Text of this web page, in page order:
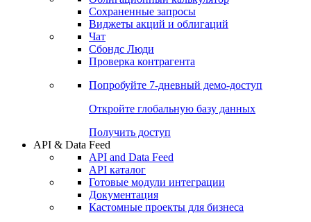
Сохраненные запросы
Виджеты акций и облигаций
Чат
Сбондс Люди
Проверка контрагента
Попробуйте 7-дневный демо-доступ
Откройте глобальную базу данных
Получить доступ
API & Data Feed
API and Data Feed
API каталог
Готовые модули интеграции
Документация
Кастомные проекты для бизнеса